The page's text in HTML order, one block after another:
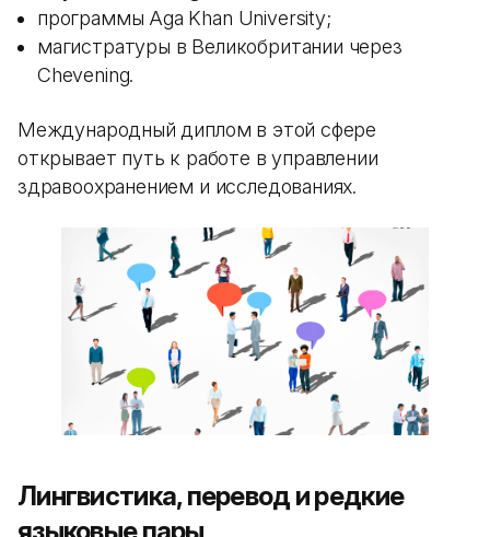
программы Aga Khan University;
магистратуры в Великобритании через
Chevening.
Международный диплом в этой сфере
открывает путь к работе в управлении
здравоохранением и исследованиях.
Лингвистика, перевод и редкие